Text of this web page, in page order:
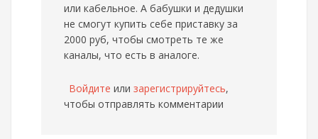
или кабельное. А бабушки и дедушки
не смогут купить себе приставку за
2000 руб, чтобы смотреть те же
каналы, что есть в аналоге.
Войдите или зарегистрируйтесь,
чтобы отправлять комментарии